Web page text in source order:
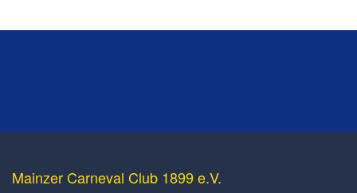
Mainzer Carneval Club 1899 e.V.